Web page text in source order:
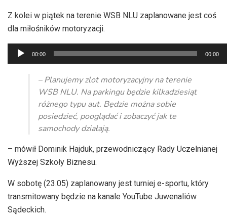
Z kolei w piątek na terenie WSB NLU zaplanowane jest coś
dla miłośników motoryzacji.
Odtwarzacz
plików
dźwiękowych
00:00 00:00
– Planujemy zlot motoryzacyjny na terenie
WSB NLU. Na parkingu będzie kilkadziesiąt
różnego typu aut. Będzie można sobie
posiedzieć, pooglądać i zobaczyć jak te
samochody działają.
– mówił Dominik Hajduk, przewodniczący Rady Uczelnianej
Wyższej Szkoły Biznesu.
W sobotę (23.05) zaplanowany jest turniej e-sportu, który
transmitowany będzie na kanale YouTube Juwenaliów
Sądeckich.